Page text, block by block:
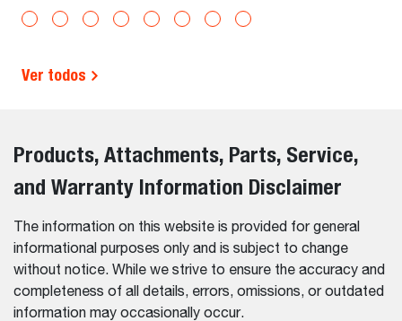
Ver todos
Products, Attachments, Parts, Service,
and Warranty Information Disclaimer
The information on this website is provided for general
informational purposes only and is subject to change
without notice. While we strive to ensure the accuracy and
completeness of all details, errors, omissions, or outdated
information may occasionally occur.